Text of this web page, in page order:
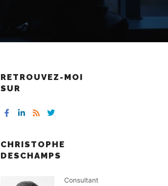
RETROUVEZ-MOI
SUR
CHRISTOPHE
DESCHAMPS
Consultant